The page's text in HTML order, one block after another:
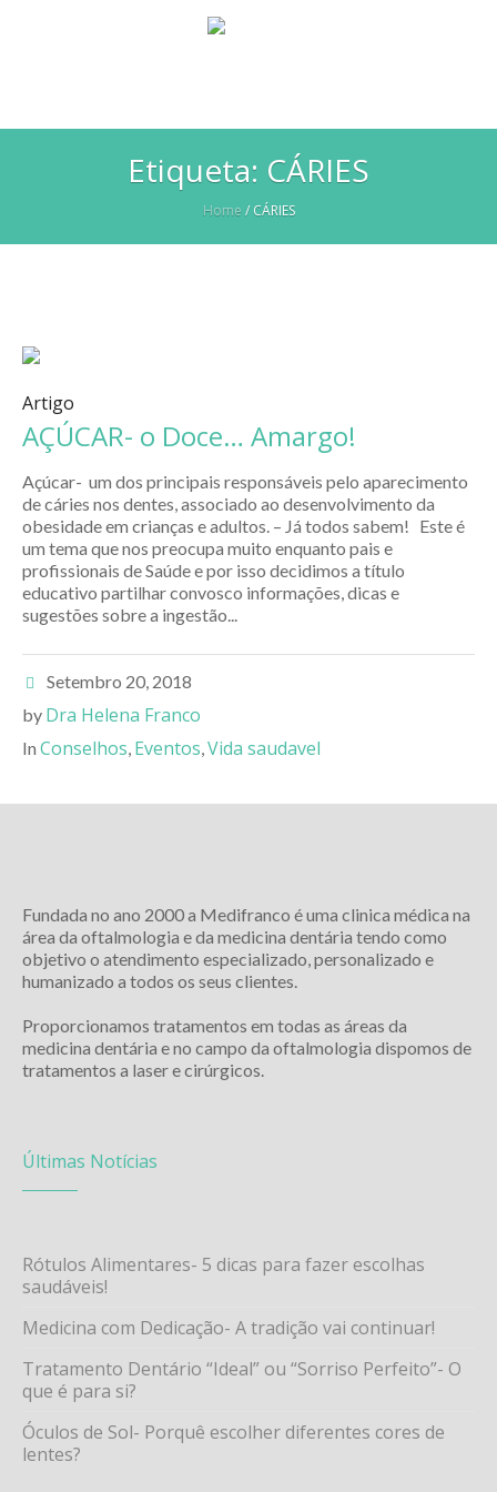
Etiqueta: CÁRIES
Home / CÁRIES
Artigo
AÇÚCAR- o Doce… Amargo!
Açúcar- um dos principais responsáveis pelo aparecimento
de cáries nos dentes, associado ao desenvolvimento da
obesidade em crianças e adultos. – Já todos sabem! Este é
um tema que nos preocupa muito enquanto pais e
profissionais de Saúde e por isso decidimos a título
educativo partilhar convosco informações, dicas e
sugestões sobre a ingestão...
Setembro 20, 2018
by Dra Helena Franco
In Conselhos Eventos Vida saudavel
Fundada no ano 2000 a Medifranco é uma clinica médica na
área da oftalmologia e da medicina dentária tendo como
objetivo o atendimento especializado, personalizado e
humanizado a todos os seus clientes.
Proporcionamos tratamentos em todas as áreas da
medicina dentária e no campo da oftalmologia dispomos de
tratamentos a laser e cirúrgicos.
Últimas Notícias
Rótulos Alimentares- 5 dicas para fazer escolhas
saudáveis!
Medicina com Dedicação- A tradição vai continuar!
Tratamento Dentário “Ideal” ou “Sorriso Perfeito”- O
que é para si?
Óculos de Sol- Porquê escolher diferentes cores de
lentes?